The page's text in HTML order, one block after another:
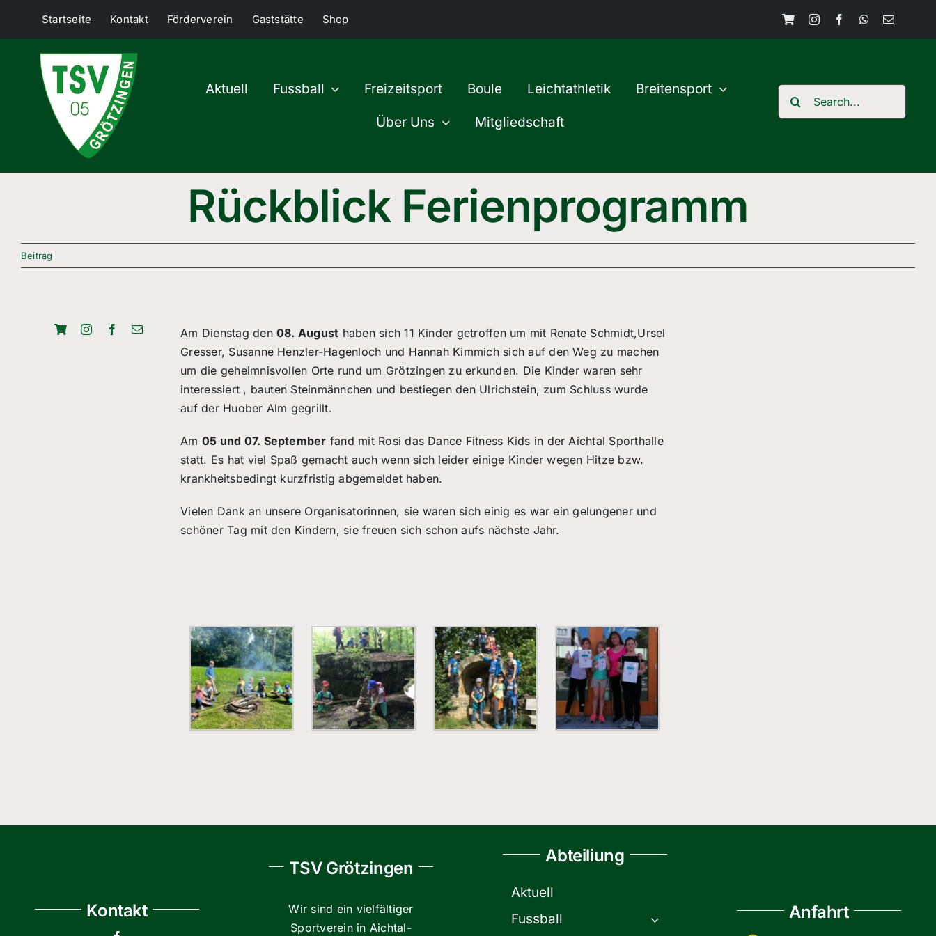
Startseite Kontakt Förderverein Gaststätte Shop
Aktuell Fussball Freizeitsport Boule Leichtathletik Breitensport
Über Uns Mitgliedschaft
Search
Rückblick Ferienprogramm
Beitrag
Am Dienstag den 08. August haben sich 11 Kinder getroffen um mit Renate Schmidt,Ursel
Gresser, Susanne Henzler-Hagenloch und Hannah Kimmich sich auf den Weg zu machen
um die geheimnisvollen Orte rund um Grötzingen zu erkunden. Die Kinder waren sehr
interessiert , bauten Steinmännchen und bestiegen den Ulrichstein, zum Schluss wurde
auf der Huober Alm gegrillt.
Am 05 und 07. September fand mit Rosi das Dance Fitness Kids in der Aichtal Sporthalle
statt. Es hat viel Spaß gemacht auch wenn sich leider einige Kinder wegen Hitze bzw.
krankheitsbedingt kurzfristig abgemeldet haben.
Vielen Dank an unsere Organisatorinnen, sie waren sich einig es war ein gelungener und
schöner Tag mit den Kindern, sie freuen sich schon aufs nächste Jahr.
Kontakt
TSV Grötzingen
Wir sind ein vielfältiger
Sportverein in Aichtal-
Abteiliung
Aktuell
Fussball
Anfahrt